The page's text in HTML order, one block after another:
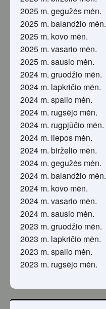
2025 m. gegužės mėn.
2025 m. balandžio mėn.
2025 m. kovo mėn.
2025 m. vasario mėn.
2025 m. sausio mėn.
2024 m. gruodžio mėn.
2024 m. lapkričio mėn.
2024 m. spalio mėn.
2024 m. rugsėjo mėn.
2024 m. rugpjūčio mėn.
2024 m. liepos mėn.
2024 m. birželio mėn.
2024 m. gegužės mėn.
2024 m. balandžio mėn.
2024 m. kovo mėn.
2024 m. vasario mėn.
2024 m. sausio mėn.
2023 m. gruodžio mėn.
2023 m. lapkričio mėn.
2023 m. spalio mėn.
2023 m. rugsėjo mėn.